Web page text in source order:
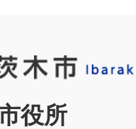
役所